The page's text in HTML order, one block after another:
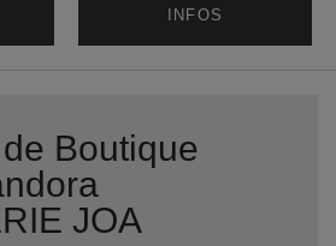
INFOS
Boutique
JOA